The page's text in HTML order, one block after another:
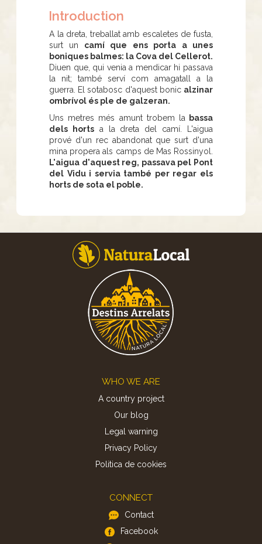
Introduction
A la dreta, treballat amb escaletes de fusta,
surt un camí que ens porta a unes
boniques balmes: la Cova del Cellerot.
Diuen que, qui venia a mendicar hi passava
la nit; també serví com amagatall a la
guerra. El sotabosc d'aquest bonic alzinar
ombrívol és ple de galzeran.
Uns metres més amunt trobem la bassa
dels hortsa la dreta del camí. L'aigua
prové d'un rec abandonat que surt d'una
mina propera als camps de Mas Rossinyol.
L'aigua d'aquest reg, passava pel Pont
del Vidu i servia també per regar els
horts de sota el poble.
WHO WE ARE
A country project
Our blog
Legal warning
Privacy Policy
Politica de cookies
CONNECT
Contact
Facebook